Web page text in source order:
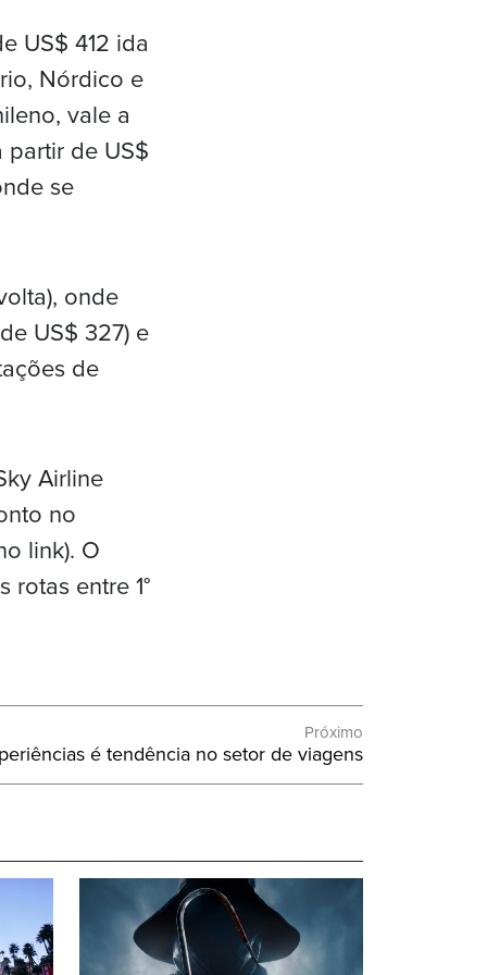
US$ 412 ida
Nórdico e
vale a
partir de US$
se
onde
US$ 327) e
de
Airline
no
link). O
entre 1°
Próximo
é tendência no setor de viagens